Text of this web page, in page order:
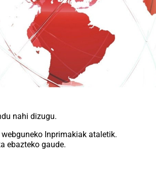
nahi dizugu.
Inprimakiak ataletik.
ebazteko gaude.